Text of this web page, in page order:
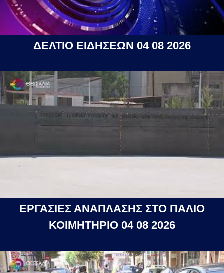
ΔΕΛΤΙΟ ΕΙΔΗΣΕΩΝ 04 08 2026
ΕΡΓΑΣΙΕΣ ΑΝΑΠΛΑΣΗΣ ΣΤΟ ΠΑΛΙΟ
ΚΟΙΜΗΤΗΡΙΟ 04 08 2026